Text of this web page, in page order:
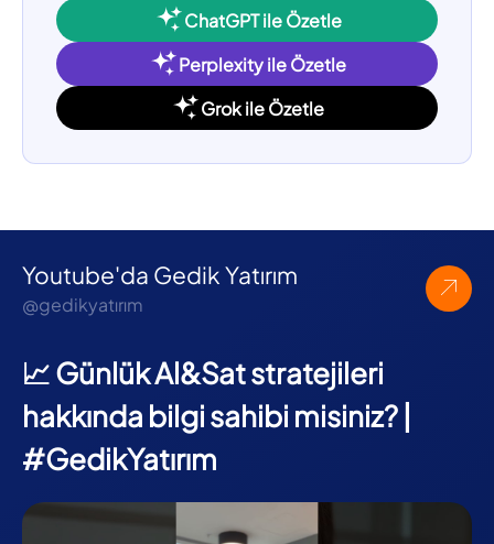
ChatGPT ile Özetle
Perplexity ile Özetle
Grok ile Özetle
Youtube'da Gedik Yatırım
@gedikyatırım
📈 Günlük Al&Sat stratejileri
hakkında bilgi sahibi misiniz? |
#GedikYatırım